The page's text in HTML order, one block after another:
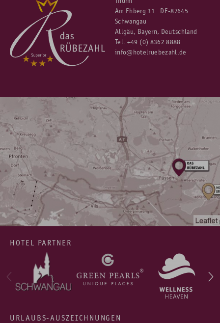
Am Ehberg 31 . DE-87645
Schwangau
Allgäu, Bayern, Deutschland
Tel. +49 (0) 8362 8888
info@hotelruebezahl.de
HOTEL PARTNER
URLAUBS-AUSZEICHNUNGEN